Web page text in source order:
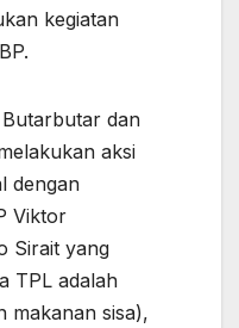
kegiatan
dan
aksi
dengan
Viktor
Sirait yang
TPL adalah
makanan sisa),